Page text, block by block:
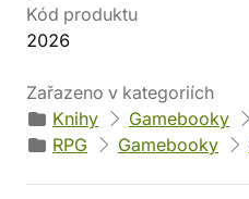
Kód produktu
2026
Zařazeno v kategoriích
Knihy
Gamebooky
RPG
Gamebooky